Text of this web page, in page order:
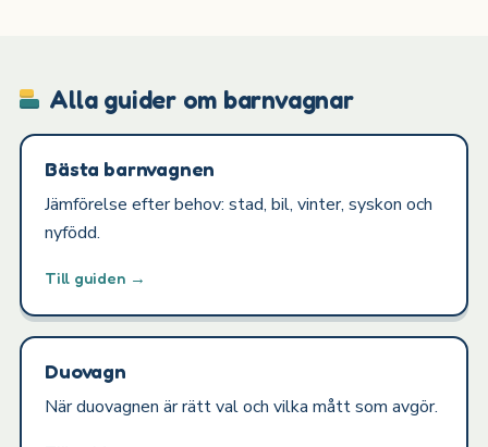
Alla guider om barnvagnar
Bästa barnvagnen
Jämförelse efter behov: stad, bil, vinter, syskon och
nyfödd.
Till guiden →
Duovagn
När duovagnen är rätt val och vilka mått som avgör.